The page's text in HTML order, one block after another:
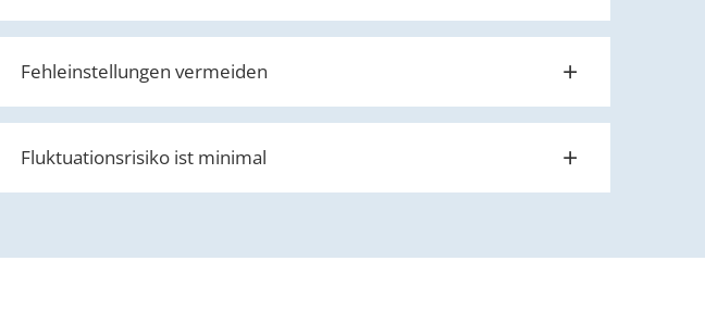
Fehleinstellungen vermeiden
Fluktuationsrisiko ist minimal